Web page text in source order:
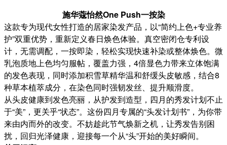
施华蔻怡然One Push一按染
这款专为现代女性打造的居家染发产品，以“简约上色+专业养
护”双重优势，重新定义春日焕色体验。真空密闭仓专利设
计，无需调配，一按即染，轻松实现快速补染或整体焕色。微
乳泡质地上色均匀服帖，覆盖力强，4倍显色力带来立体饱满
的发色表现，同时添加积雪草精华温和舒缓头皮敏感，结合8
种草本植萃成分，在染色同时强韧发丝、提升顺滑度。
从头皮健康到发色亮丽，从护发到造型，四月的秀发计划不止
于“美”，更关乎“状态”。这份四月专属的“头发计划书”，为你带
来由内而外的改变。不妨趁此节气焕新之机，让秀发告别困
扰，回归光泽健康，迎接每一个从“头”开始的美好瞬间。